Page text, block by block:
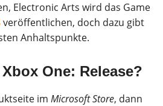
Electronic Arts wird das Game
veröffentlichen, doch dazu gibt
Anhaltspunkte.
One: Release?
im Microsoft Store, dann